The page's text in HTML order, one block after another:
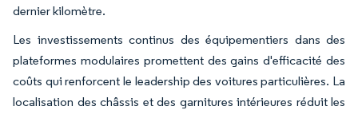
dernier kilomètre.
Les investissements continus des équipementiers dans des
plateformes modulaires promettent des gains d'efficacité des
coûts qui renforcent le leadership des voitures particulières. La
localisation des châssis et des garnitures intérieures réduit les